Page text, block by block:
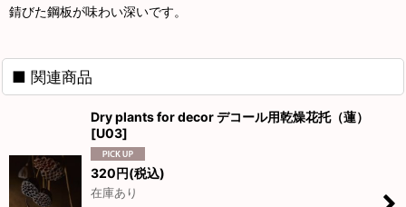
錆びた鋼板が味わい深いです。
■ 関連商品
Dry plants for decor デコール用乾燥花托（蓮）
[U03]
320円(税込)
在庫あり